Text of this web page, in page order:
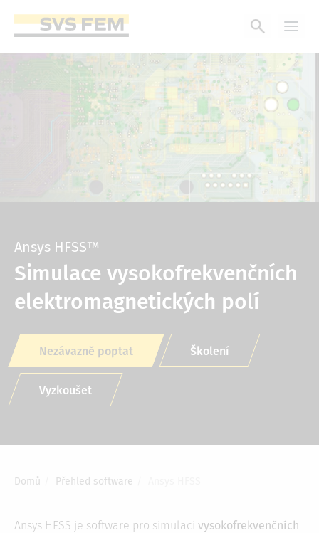
hlavnímu
Ansys HFSS™
Simulace vysokofrekvenčních
elektromagnetických polí
Nezávazně poptat Školení
Vyzkoušet
Drobečková
Domů Přehled software
Ansys HFSS je software pro simulaci vysokofrekvenčních